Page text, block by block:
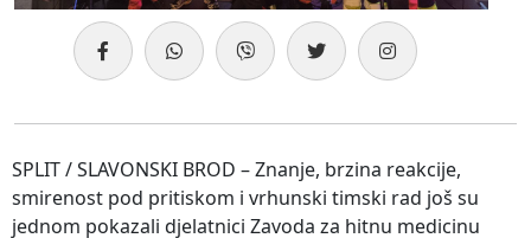
SPLIT / SLAVONSKI BROD – Znanje, brzina reakcije,
smirenost pod pritiskom i vrhunski timski rad još su
jednom pokazali djelatnici Zavoda za hitnu medicinu